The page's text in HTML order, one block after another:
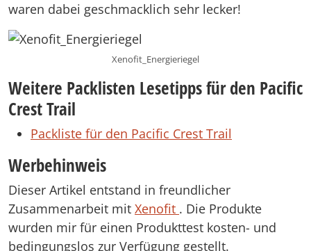
waren dabei geschmacklich sehr lecker!
Xenofit_Energieriegel
Weitere Packlisten Lesetipps für den Pacific
Crest Trail
Packliste für den Pacific Crest Trail
Werbehinweis
Dieser Artikel entstand in freundlicher
Zusammenarbeit mit Xenofit . Die Produkte
wurden mir für einen Produkttest kosten- und
bedingungslos zur Verfügung gestellt.